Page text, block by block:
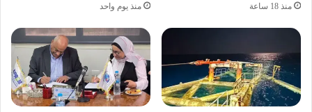
منذ 18 ساعة منذ يوم واحد